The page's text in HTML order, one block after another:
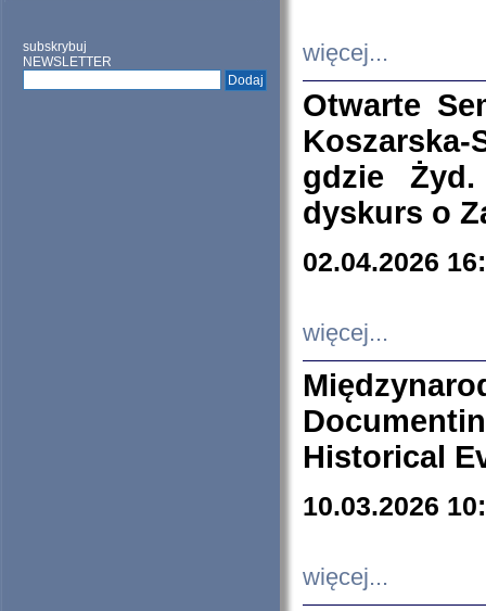
subskrybuj
NEWSLETTER
więcej...
Otwarte
Koszarska-
gdzie
dyskurs o
02.04.2026
więcej...
Historical
10.03.2026
więcej...